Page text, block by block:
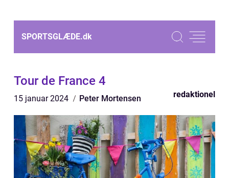
SPORTSGLÆDE.dk
Tour de France 4
15 januar 2024 Peter Mortensen redaktionel